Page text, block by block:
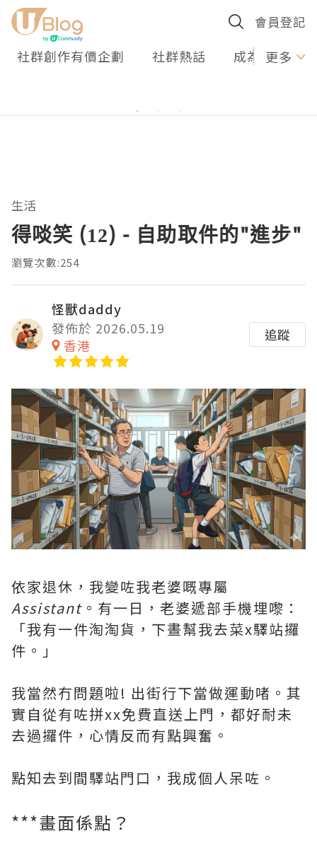
會員登記
社群創作有價企劃 社群熱話 成為U更多
生活
得啖笑 (12) - 自助取件的"進步"
瀏覽次數:254
怪獸daddy
發佈於 2026.05.19
香港
追蹤
依家退休，我變咗我老婆嘅專屬
Assistant 。有一日，老婆遞部手機埋嚟：
「我有一件淘淘貨，下晝幫我去菜x驛站攞
件。」
我當然冇問題啦! 出街行下當做運動啫。其
實自從有咗拼xx免費直送上門，都好耐未
去過攞件，心情反而有點興奮。
點知去到間驛站門口，我成個人呆咗。
***畫面係點？